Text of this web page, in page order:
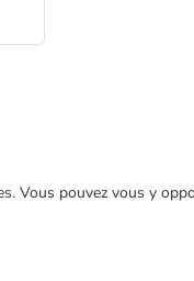
Vous pouvez vous y